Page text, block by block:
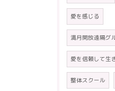
愛を感じる
満月開放遠隔グ
愛を信頼して生
整体スクール